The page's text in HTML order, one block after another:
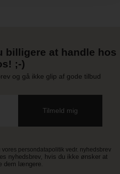
billigere at handle hos
;-)
og gå ikke glip af gode tilbud
persondatapolitik vedr. nyhedsbrev
nyhedsbrev, hvis du ikke ønsker at
dem længere.